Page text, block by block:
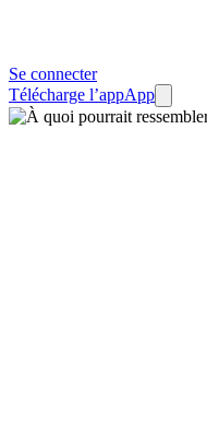
Se connecter
Télécharge l’appApp